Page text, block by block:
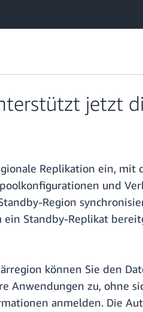
jetzt
Replikation ein, mit
und
Region
Standby-Replikat
können Sie den
Anwendungen zu, ohne
anmelden. Die